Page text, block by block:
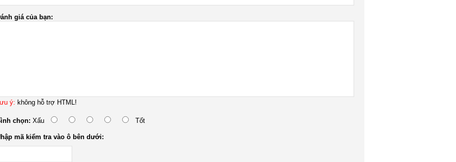
giá của bạn:
ý: không hỗ trợ HTML!
chọn: Xấu Tốt
mã kiểm tra vào ô bên dưới: